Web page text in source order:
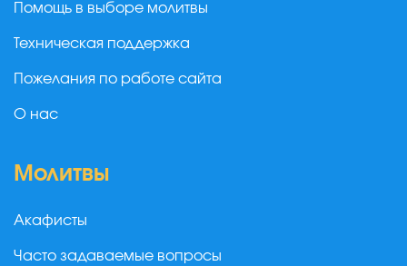
Помощь в выборе молитвы
Техническая поддержка
Пожелания по работе сайта
О нас
Молитвы
Акафисты
Часто задаваемые вопросы